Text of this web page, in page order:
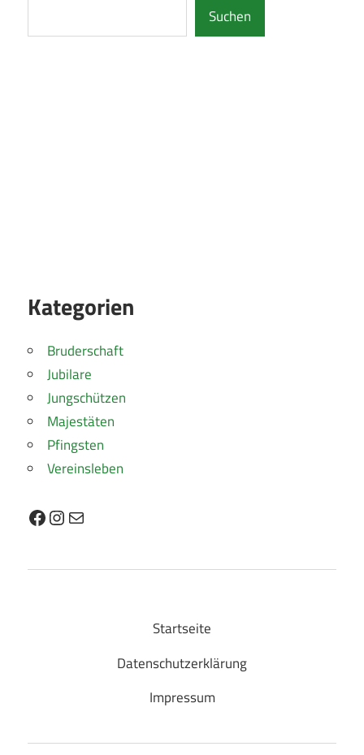
Suchen
Kategorien
Bruderschaft
Jubilare
Jungschützen
Majestäten
Pfingsten
Vereinsleben
Facebook
Instagram
E-Mail
Startseite
Datenschutzerklärung
Impressum